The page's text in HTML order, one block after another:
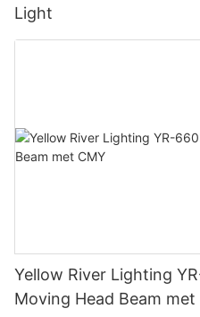
Light
Yellow River Lighting
Moving Head Beam met